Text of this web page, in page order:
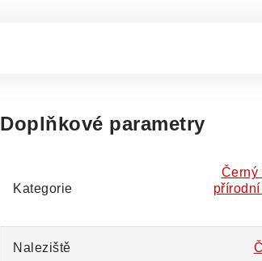
Doplňkové parametry
Kategorie
Černý
Naleziště